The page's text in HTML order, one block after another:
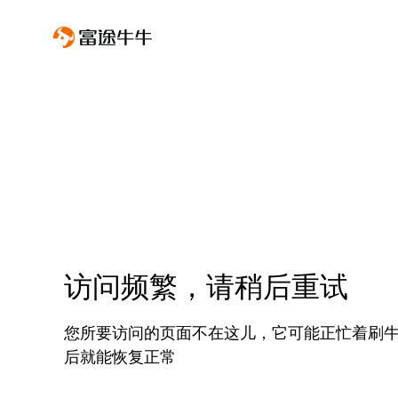
访问频繁，请稍后重试
您所要访问的页面不在这儿，它可能正忙着刷
后就能恢复正常